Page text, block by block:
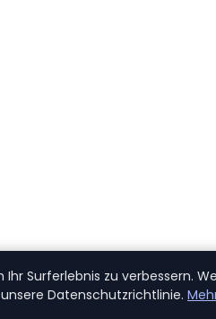
Surferlebnis zu verbessern.
Datenschutzrichtlinie.